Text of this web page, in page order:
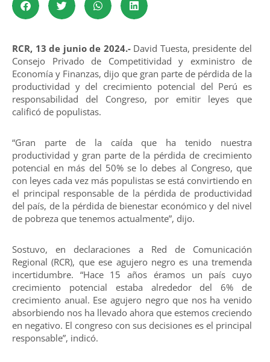
RCR, 13 de junio de 2024.-David Tuesta, presidente del
Consejo Privado de Competitividad y exministro de
Economía y Finanzas, dijo que gran parte de pérdida de la
productividad y del crecimiento potencial del Perú es
responsabilidad del Congreso, por emitir leyes que
calificó de populistas.
“Gran parte de la caída que ha tenido nuestra
productividad y gran parte de la pérdida de crecimiento
potencial en más del 50% se lo debes al Congreso, que
con leyes cada vez más populistas se está convirtiendo en
el principal responsable de la pérdida de productividad
del país, de la pérdida de bienestar económico y del nivel
de pobreza que tenemos actualmente”, dijo.
Sostuvo, en declaraciones a Red de Comunicación
Regional (RCR), que ese agujero negro es una tremenda
incertidumbre. “Hace 15 años éramos un país cuyo
crecimiento potencial estaba alrededor del 6% de
crecimiento anual. Ese agujero negro que nos ha venido
absorbiendo nos ha llevado ahora que estemos creciendo
en negativo. El congreso con sus decisiones es el principal
responsable”, indicó.